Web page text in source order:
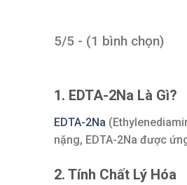
5/5 - (1 bình chọn)
1. EDTA-2Na Là Gì?
EDTA-2Na
nặng, EDTA-2Na được
2. Tính Chất Lý Hóa